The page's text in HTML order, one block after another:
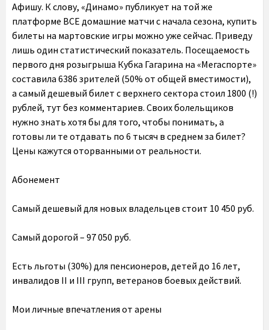
Афишу. К слову, «Динамо» публикует на той же
платформе ВСЕ домашние матчи с начала сезона, купить
билеты на мартовские игры можно уже сейчас. Приведу
лишь один статистический показатель. Посещаемость
первого дня розыгрыша Кубка Гагарина на «Мегаспорте»
составила 6386 зрителей (50% от общей вместимости),
а самый дешевый билет с верхнего сектора стоил 1800 (!)
рублей, тут без комментариев. Своих болельщиков
нужно знать хотя бы для того, чтобы понимать, а
готовы ли те отдавать по 6 тысяч в среднем за билет?
Цены кажутся оторванными от реальности.
Абонемент
Самый дешевый для новых владельцев стоит 10 450 руб.
Самый дорогой – 97 050 руб.
Есть льготы (30%) для пенсионеров, детей до 16 лет,
инвалидов II и III групп, ветеранов боевых действий.
Мои личные впечатления от арены